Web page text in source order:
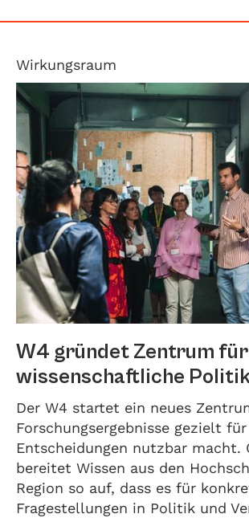
Wirkungsraum
W4 gründet Zentrum für
wissenschaftliche
Der W4 startet ein neues
Forschungsergebnisse gezielt
Entscheidungen nutzbar macht.
bereitet Wissen aus den
Region so auf, dass es für
Fragestellungen in Politik und